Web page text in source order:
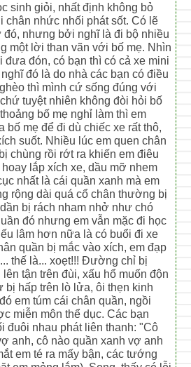
sinh giỏi, nhất định không bỏ
chân nhức nhối phát sốt. Có lẽ
đó, nhưng bởi nghĩ là đi bộ nhiều
một lời than vãn với bố mẹ. Nhìn
đón, có bạn thì có cả xe mini
đó là do nhà các bạn có điều
thì mình cứ sống đúng với
tuyệt nhiên không đòi hỏi bố
bố mẹ nghỉ làm thì em
bố mẹ để đi dù chiếc xe rất thô,
suốt. Nhiều lúc em quen chân
chùng rồi rớt ra khiến em điêu
lắp xích xe, dầu mỡ nhem
nhất là cái quần xanh mà em
rộng dài quá cổ chân thường bị
bị rách nham nhở như chó
đó nhưng em vẫn mặc đi học
lâm hơn nữa là có buổi đi xe
quần bị mắc vào xích, em đạp
thế là... xoẹt!!! Đường chỉ bị
tận trên đùi, xấu hổ muốn độn
bị hấp trên lò lửa, ôi thẹn kinh
em túm cái chân quần, ngồi
miễn môn thể dục. Các bạn
đuôi nhau phát liên thanh: "Cô
anh, cô nào quần xanh vợ anh
em té ra mấy bận, các tướng